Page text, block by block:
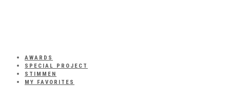
AWARDS
SPECIAL PROJECT
STIMMEN
MY FAVORITES